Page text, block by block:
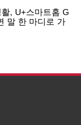
, U+스마트홈 G
말 한 마디로 가